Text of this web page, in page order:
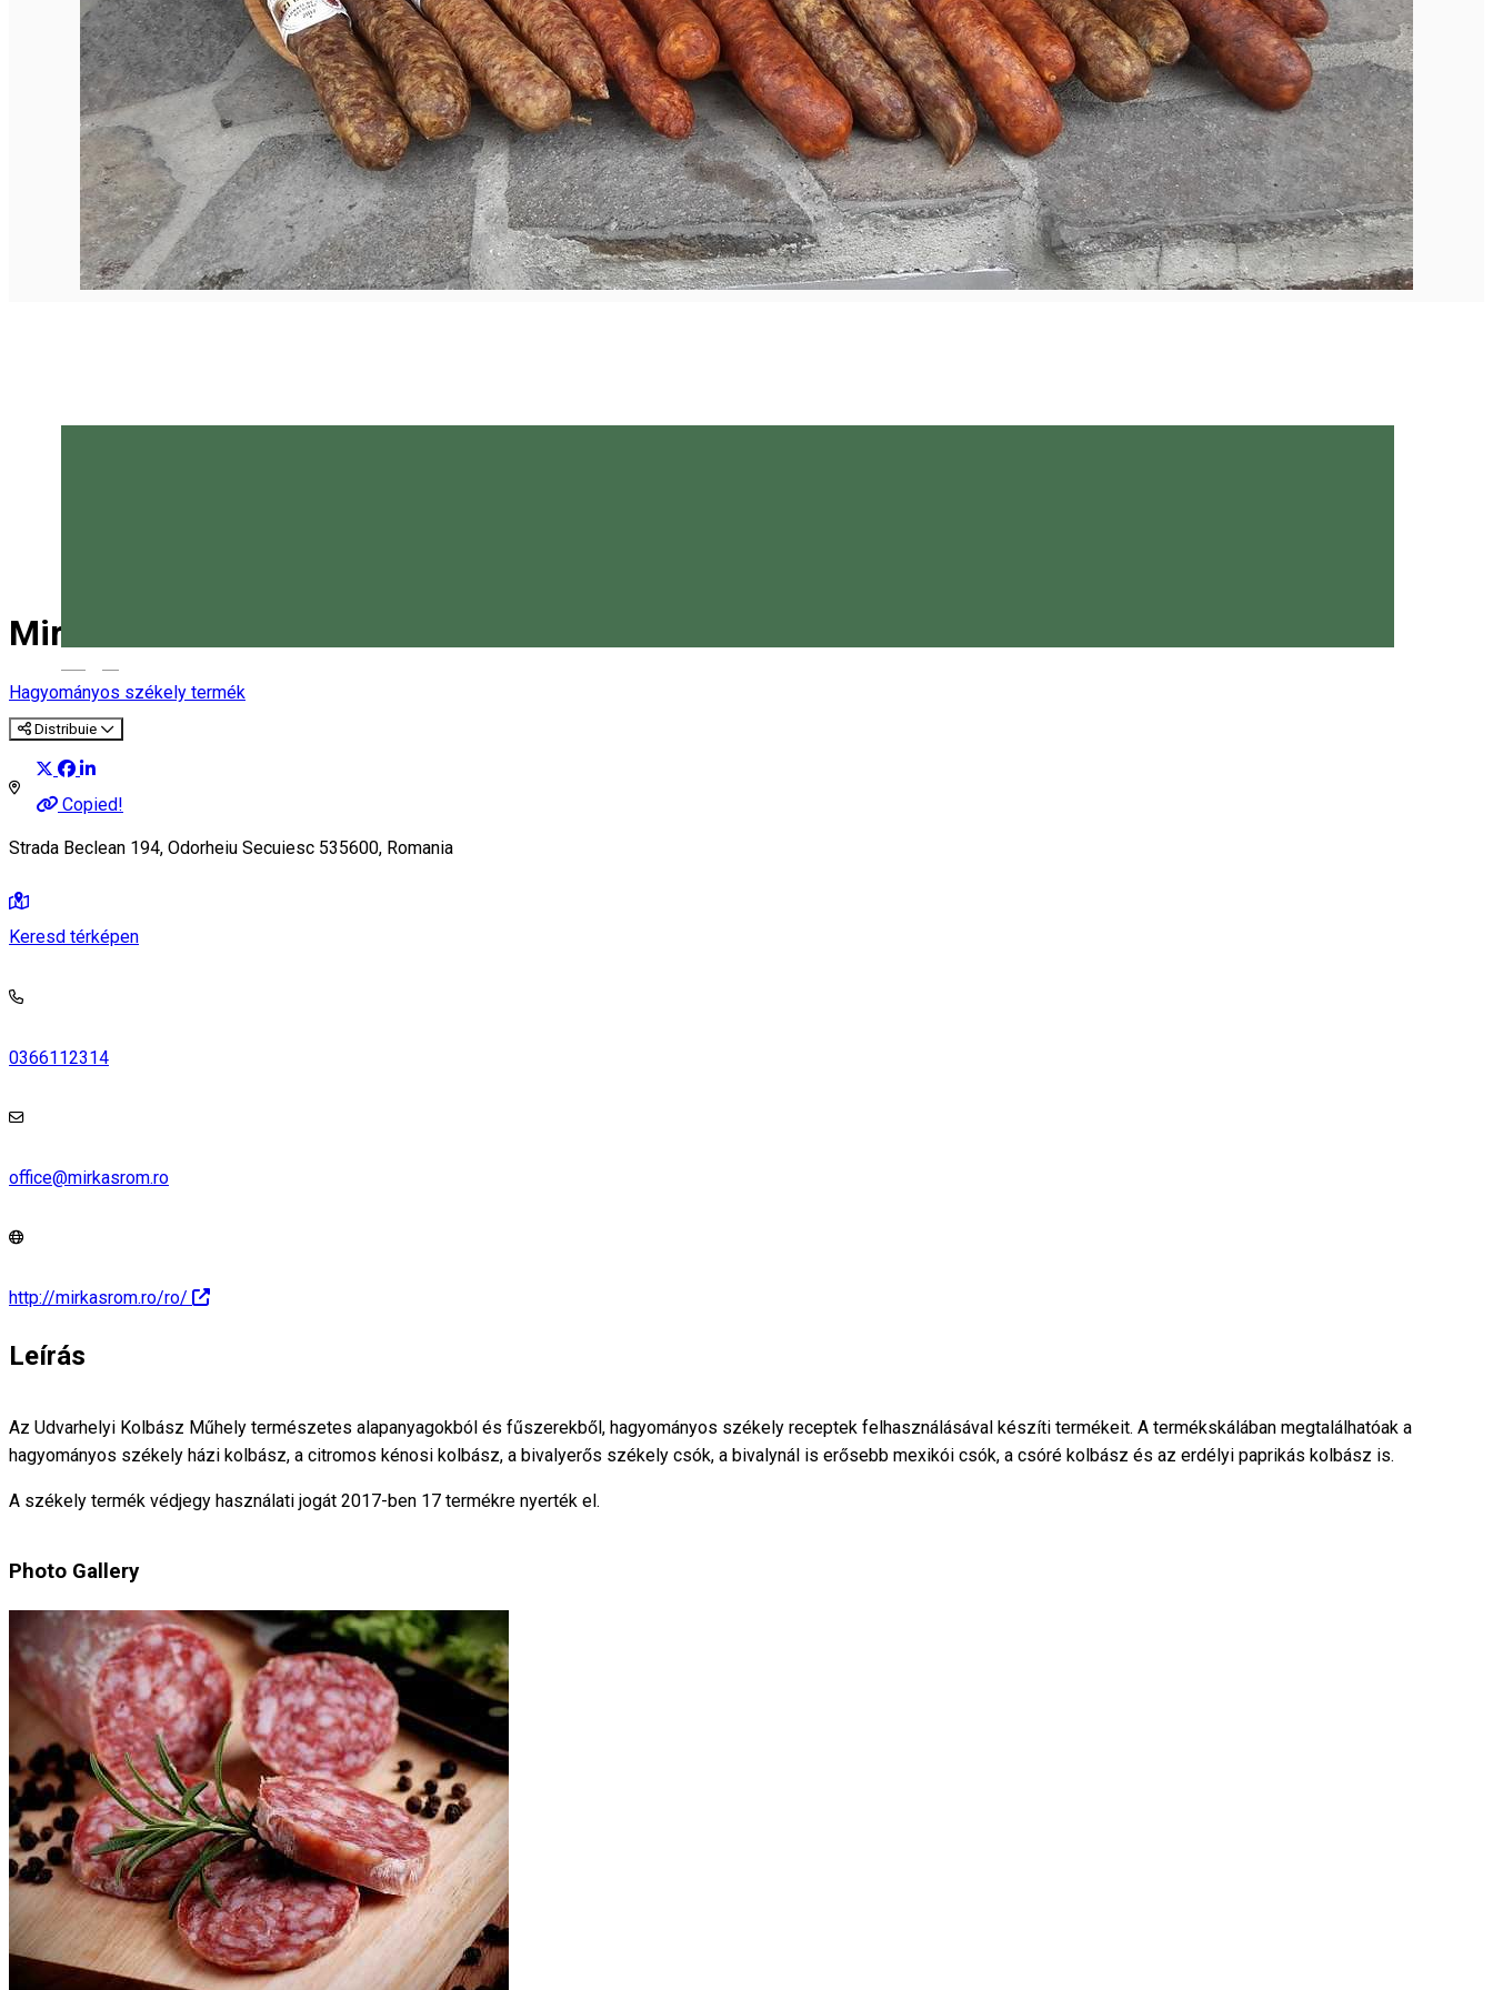
Mirkasrom Meat&Co.
Hagyományos székely termék
Distribuie
Copied!
Strada Beclean 194, Odorheiu Secuiesc 535600, Romania
Keresd térképen
0366112314
office@mirkasrom.ro
http://mirkasrom.ro/ro/
Leírás
Az Udvarhelyi Kolbász Műhely természetes alapanyagokból és fűszerekből, hagyományos székely receptek felhasználásával készíti termékeit. A termékskálában megtalálhatóak a
hagyományos székely házi kolbász, a citromos kénosi kolbász, a bivalyerős székely csók, a bivalynál is erősebb mexikói csók, a csóré kolbász és az erdélyi paprikás kolbász is.
A székely termék védjegy használati jogát 2017-ben 17 termékre nyerték el.
Photo Gallery